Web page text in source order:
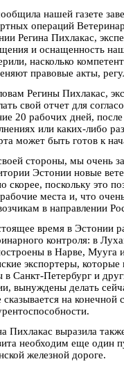
нашей газете
операций
Регина Пихлакас,
и оснащенность
насколько
правовые акты,
Регины Пихлакас,
свой отчет для
20 рабочих дней,
или каких-либо
может быть готов к
стороны, мы очень
Эстонии новые
скорее, поскольку это
места и, что
в направлении
время в Эстонии
контроля: в
в Нарве, Мууга
экспортеры,
в Санкт-Петербург и
вынуждены делать
сказывается на
Пихлакас выразила
необходим еще один
железной дороге.